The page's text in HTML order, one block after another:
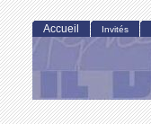
Accueil Invités